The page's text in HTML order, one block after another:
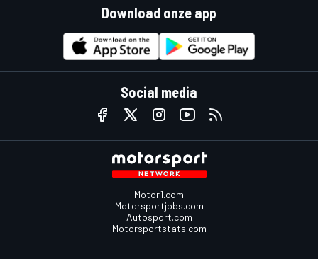
Download onze app
Social media
Motor1.com
Motorsportjobs.com
Autosport.com
Motorsportstats.com